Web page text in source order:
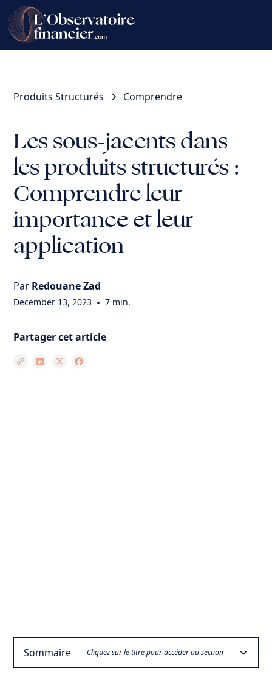
Produits Structurés Comprendre
Les sous-jacents dans
les produits structurés :
Comprendre leur
importance et leur
application
Par Redouane Zad
December 13, 2023 • 7 min.
Partager cet article
Sommaire Cliquez sur le titre pour accéder au section